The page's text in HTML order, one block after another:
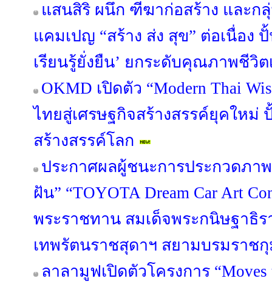
แสนสิริ ผนึก ฑีฆาก่อสร้าง และก
แคมเปญ “สร้าง ส่ง สุข” ต่อเนื่อง
เรียนรู้ยั่งยืน’ ยกระดับคุณภาพชีวิ
OKMD เปิดตัว “Modern Thai
ไทยสู่เศรษฐกิจสร้างสรรค์ยุคใหม่
สร้างสรรค์โลก
ประกาศผลผู้ชนะการประกวดภา
ฝัน” “TOYOTA Dream Car Art
พระราชทาน สมเด็จพระกนิษฐาธิร
เทพรัตนราชสุดาฯ สยามบรมราช
ลาลามูฟเปิดตัวโครงการ